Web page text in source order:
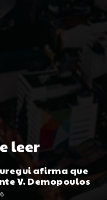
leer
afirma que
V. Demopoulos